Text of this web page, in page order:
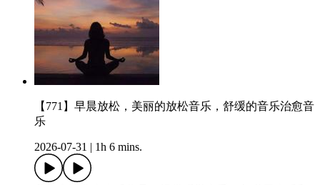
【771】早晨放松，美丽的放松音乐，舒缓的音乐治愈音
乐
2026-07-31 1h 6 mins.